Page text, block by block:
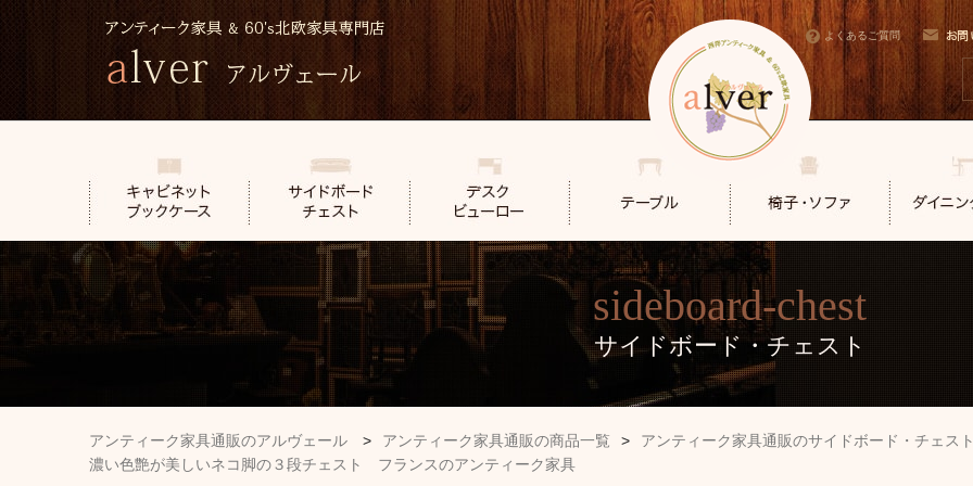
よくあるご質問
sideboard-chest
サイドボード・チェスト
アンティーク家具通販のアルヴェール > アンティーク家具通販の商品一覧 >
アンティーク家具通販のサイドボード・チェス
濃い色艶が美しいネコ脚の３段チェスト フランスのアンティーク家具